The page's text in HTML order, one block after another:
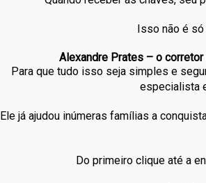
Isso não é só
Alexandre Prates – o corretor
Para que tudo isso seja simples e
especialista
Ele já ajudou inúmeras famílias a
Do primeiro clique até a